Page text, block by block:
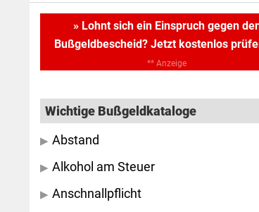
Primary
Sidebar
» Lohnt sich ein Einspruch gegen
Bußgeldbescheid? Jetzt kostenlos
** Anzeige
Wichtige Bußgeldkataloge
Abstand
Alkohol am Steuer
Anschnallpflicht